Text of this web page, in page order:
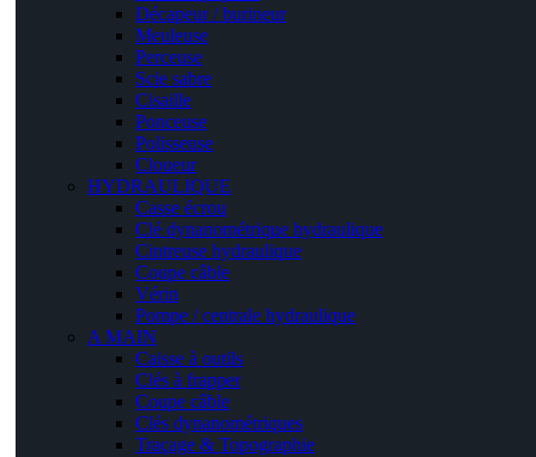
Décapeur / burineur
Meuleuse
Perceuse
Scie sabre
Cisaille
Ponceuse
Polisseuse
Cloueur
HYDRAULIQUE
Casse écrou
Clé dynanométrique hydraulique
Cintreuse hydraulique
Coupe câble
Vérin
Pompe / centrale hydraulique
A MAIN
Caisse à outils
Clés à frapper
Coupe câble
Clés dynanométriques
Traçage & Topographie